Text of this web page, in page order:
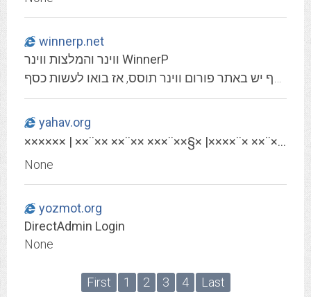
winnerp.net
ווינר והמלצות ווינר WinnerP
yahav.org
×××××× | ××¨×× ××¨×× ×××¨××§× |××××¨× ××¨×××§ | × ××-×××× × | ×××¡××¨×××
None
yozmot.org
DirectAdmin Login
None
First 1 2 3 4 Last